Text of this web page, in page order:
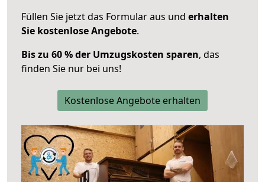
Füllen Sie jetzt das Formular aus und erhalten
Sie kostenlose Angebote.
Bis zu 60 % der Umzugskosten sparen, das
finden Sie nur bei uns!
Kostenlose Angebote erhalten